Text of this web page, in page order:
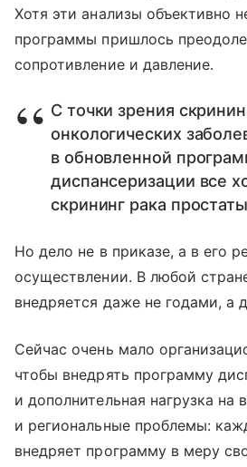
Хотя эти анализы объективно
программы пришлось
сопротивление и давление.
С точки зрения
онкологических
в обновленной
диспансеризации все
скрининг рака
Но дело не в приказе, а в его
осуществлении. В любой
внедряется даже не годами, а
Сейчас очень мало
чтобы внедрять программу
и дополнительная нагрузка на
и региональные проблемы:
внедряет программу в меру